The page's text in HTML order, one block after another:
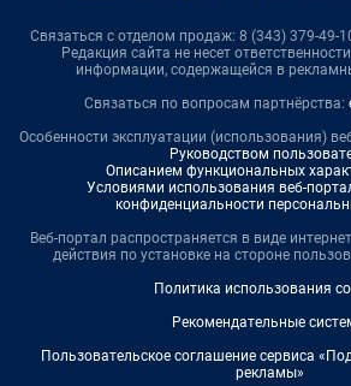
Связаться с отделом продаж: 8 (343) 379-49-
Редакция сайта не несет
информации, содержащейся в
Связаться по вопросам партнёрства:
Особенности эксплуатации (использования)
Руководством
Описанием функциональных
Условиями использования веб-
конфиденциальности
Веб-портал распространяется в виде
действия по установке на стороне
Политика использования
Рекомендательные
Пользовательское соглашение сервиса
рекламы»